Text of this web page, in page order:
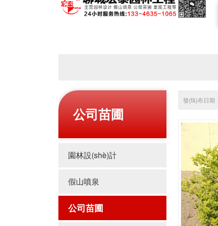
公司苗圃
園林設(shè)計
假山噴泉
公司苗圃
發(fā)布日期